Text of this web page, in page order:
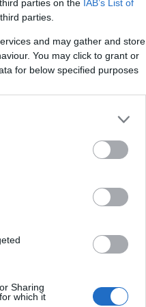
parties on the IAB’s List of
parties.
and may gather and store
You may click to grant or
for below specified purposes
Sharing
which it